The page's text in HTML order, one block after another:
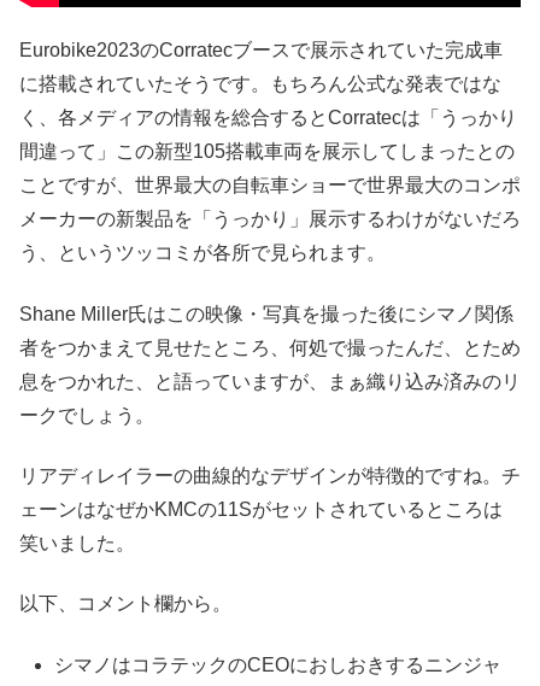
Eurobike2023のCorratecブースで展示されていた完成車
に搭載されていたそうです。もちろん公式な発表ではな
く、各メディアの情報を総合するとCorratecは「うっかり
間違って」この新型105搭載車両を展示してしまったとの
ことですが、世界最大の自転車ショーで世界最大のコンポ
メーカーの新製品を「うっかり」展示するわけがないだろ
う、というツッコミが各所で見られます。
Shane Miller氏はこの映像・写真を撮った後にシマノ関係
者をつかまえて見せたところ、何処で撮ったんだ、とため
息をつかれた、と語っていますが、まぁ織り込み済みのリ
ークでしょう。
リアディレイラーの曲線的なデザインが特徴的ですね。チ
ェーンはなぜかKMCの11Sがセットされているところは
笑いました。
以下、コメント欄から。
シマノはコラテックのCEOにおしおきするニンジャ